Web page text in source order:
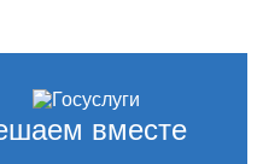
вместе